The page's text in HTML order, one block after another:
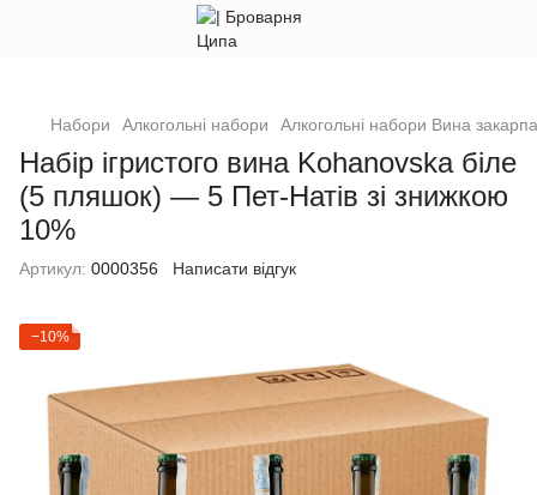
Набори Алкогольні набори Алкогольні набори Вина
Набір ігристого вина Kohanovska біле
(5 пляшок) — 5 Пет-Натів зі знижкою
10%
Артикул: 0000356 Написати відгук
−10%